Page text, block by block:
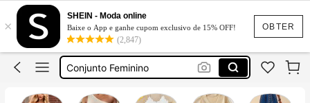
OBTER
×
SHEIN - Moda online
Baixe o App e ganhe cupom exclusivo de 15% OFF!
(2,847)
Vestido
Vestido Longo
Conjunto Feminino
Biquíni